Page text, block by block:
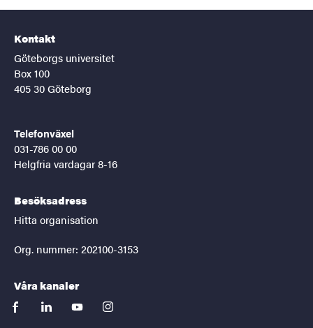
Kontakt
Göteborgs universitet
Box 100
405 30 Göteborg
Telefonväxel
031-786 00 00
Helgfria vardagar 8-16
Besöksadress
Hitta organisation
Org. nummer: 202100-3153
Våra kanaler
facebooklinkedinyoutubeinstagram